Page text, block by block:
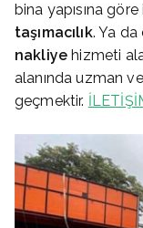
bina yapısına
taşımacılık. Ya da
nakliye hizmeti
alanında uzman
geçmektir.